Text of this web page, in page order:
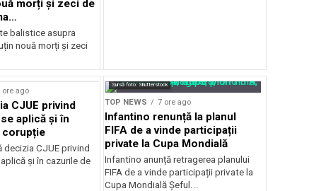
morți și zeci de
balistice asupra
nouă morți și zeci
ore ago
CJUE privind
aplică și în
corupție
decizia CJUE privind
și în cazurile de
Sursă foto: Shutterstock
TOP NEWS 7 ore ago
Infantino renunță la planul
FIFA de a vinde participații
private la Cupa Mondială
Infantino anunță retragerea planului
FIFA de a vinde participații private la
Cupa Mondială Șeful...